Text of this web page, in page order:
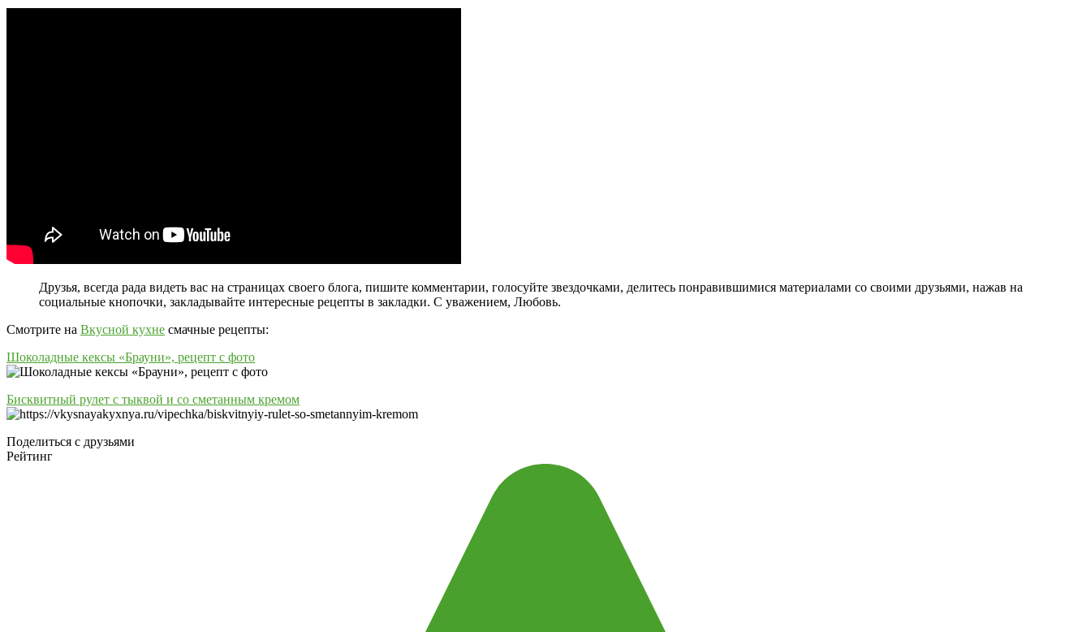
Друзья, всегда рада видеть вас на страницах своего блога, пишите комментарии, голосуйте звездочками, делитесь понравившимися материалами со своими друзьями, нажав на
социальные кнопочки, закладывайте интересные рецепты в закладки. С уважением, Любовь.
Смотрите на Вкусной кухне смачные рецепты:
Шоколадные кексы «Брауни», рецепт с фото
Бисквитный рулет с тыквой и со сметанным кремом
Поделиться с друзьями
Рейтинг